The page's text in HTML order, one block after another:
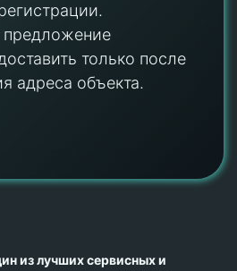
только после
адреса объекта.
из лучших сервисных и